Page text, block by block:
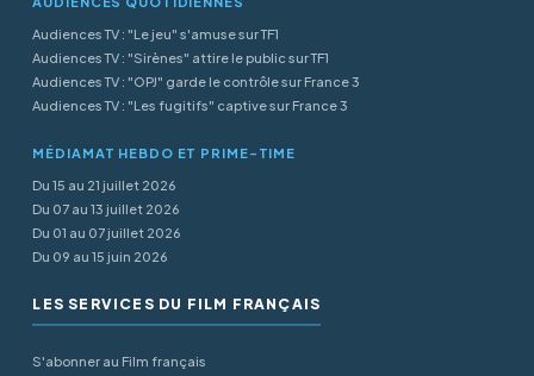
Audiences TV : "Le jeu" s'amuse sur TF1
Audiences TV : "Sirènes" attire le public sur TF1
Audiences TV : "OPJ" garde le contrôle sur France 3
Audiences TV : "Les fugitifs" captive sur France 3
MÉDIAMAT HEBDO ET PRIME-TIME
Du 15 au 21 juillet 2026
Du 07 au 13 juillet 2026
Du 01 au 07 juillet 2026
Du 09 au 15 juin 2026
LES SERVICES DU FILM FRANÇAIS
S'abonner au Film français